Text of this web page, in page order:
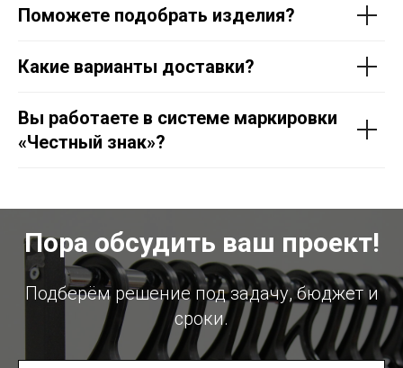
Поможете подобрать изделия?
Какие варианты доставки?
Вы работаете в системе маркировки
«Честный знак»?
Пора обсудить ваш проект!
Подберём решение под задачу, бюджет и
сроки.